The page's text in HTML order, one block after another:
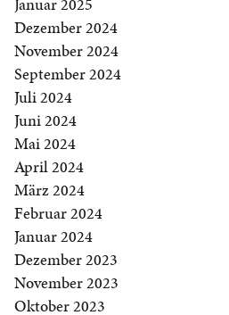
Dezember 2024
November 2024
September 2024
Juli 2024
Juni 2024
Mai 2024
April 2024
März 2024
Februar 2024
Januar 2024
Dezember 2023
November 2023
Oktober 2023